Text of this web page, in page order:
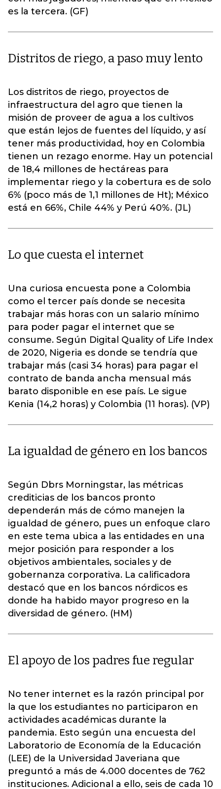
es la tercera. (GF)
Distritos de riego, a paso muy lento
Los distritos de riego, proyectos de
infraestructura del agro que tienen la
misión de proveer de agua a los cultivos
que están lejos de fuentes del líquido, y así
tener más productividad, hoy en Colombia
tienen un rezago enorme. Hay un potencial
de 18,4 millones de hectáreas para
implementar riego y la cobertura es de solo
6% (poco más de 1,1 millones de Ht); México
está en 66%, Chile 44% y Perú 40%. (JL)
Lo que cuesta el internet
Una curiosa encuesta pone a Colombia
como el tercer país donde se necesita
trabajar más horas con un salario mínimo
para poder pagar el internet que se
consume. Según Digital Quality of Life Index
de 2020, Nigeria es donde se tendría que
trabajar más (casi 34 horas) para pagar el
contrato de banda ancha mensual más
barato disponible en ese país. Le sigue
Kenia (14,2 horas) y Colombia (11 horas). (VP)
La igualdad de género en los bancos
Según Dbrs Morningstar, las métricas
crediticias de los bancos pronto
dependerán más de cómo manejen la
igualdad de género, pues un enfoque claro
en este tema ubica a las entidades en una
mejor posición para responder a los
objetivos ambientales, sociales y de
gobernanza corporativa. La calificadora
destacó que en los bancos nórdicos es
donde ha habido mayor progreso en la
diversidad de género. (HM)
El apoyo de los padres fue regular
No tener internet es la razón principal por
la que los estudiantes no participaron en
actividades académicas durante la
pandemia. Esto según una encuesta del
Laboratorio de Economía de la Educación
(LEE) de la Universidad Javeriana que
preguntó a más de 4.000 docentes de 762
instituciones. Adicional a ello, seis de cada 10